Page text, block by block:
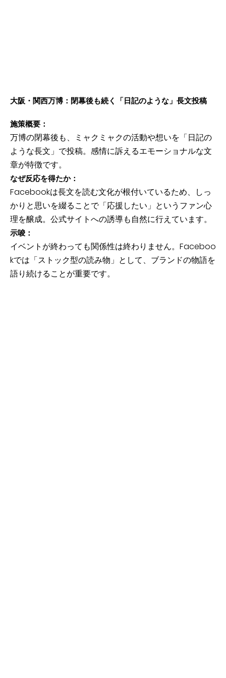
大阪・関西万博：閉幕後も続く「日記のような」長文投稿
施策概要：
万博の閉幕後も、ミャクミャクの活動や想いを「日記の
ような長文」で投稿。感情に訴えるエモーショナルな文
章が特徴です。
なぜ反応を得たか：
Facebookは長文を読む文化が根付いているため、しっ
かりと思いを綴ることで「応援したい」というファン心
理を醸成。公式サイトへの誘導も自然に行えています。
示唆：
イベントが終わっても関係性は終わりません。Faceboo
kでは「ストック型の読み物」として、ブランドの物語を
語り続けることが重要です。